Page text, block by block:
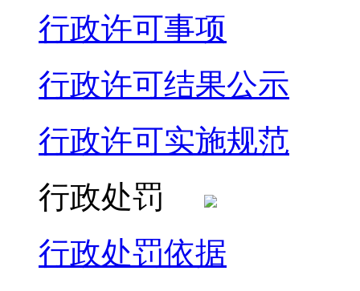
行政许可事项
行政许可结果公示
行政许可实施规范
行政处罚
行政处罚依据